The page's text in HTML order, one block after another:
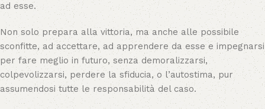
ad esse.
Non solo prepara alla vittoria, ma anche alle possibile
sconfitte, ad accettare, ad apprendere da esse e impegnarsi
per fare meglio in futuro, senza demoralizzarsi,
colpevolizzarsi, perdere la sfiducia, o l’autostima, pur
assumendosi tutte le responsabilità del caso.